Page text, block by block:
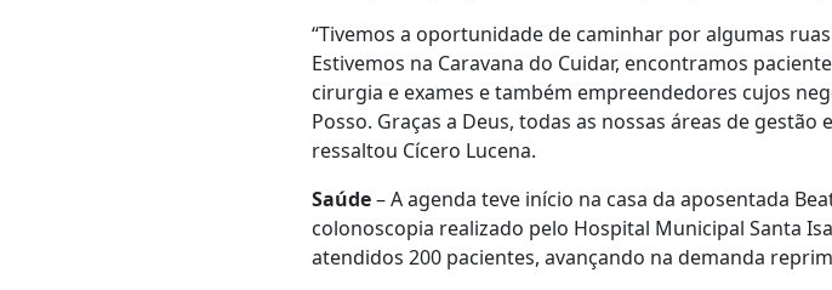
“Tivemos a oportunidade de caminhar por algumas
Estivemos na Caravana do Cuidar, encontramos
cirurgia e exames e também empreendedores cujos
Posso. Graças a Deus, todas as nossas áreas de
ressaltou Cícero Lucena.
Saúde– A agenda teve início na casa da aposentada
colonoscopia realizado pelo Hospital Municipal Santa
atendidos 200 pacientes, avançando na demanda